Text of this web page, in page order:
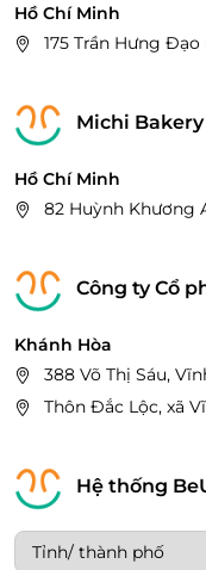
800 Nguyễn Kiệm -
230 Nguyễn Tri
Hồ Chí Minh
175 Trần Hưng Đạo
Michi Bakery
Hồ Chí Minh
82 Huỳnh Khương
Công ty Cổ
Khánh Hòa
388 Võ Thị Sáu,
Thôn Đắc Lộc, xã
Hệ thống